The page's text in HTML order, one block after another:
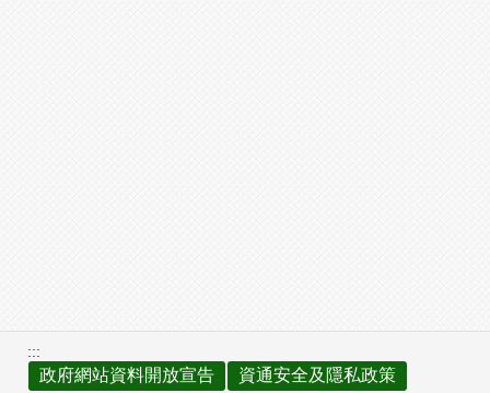
:::
政府網站資料開放宣告 資通安全及隱私政策